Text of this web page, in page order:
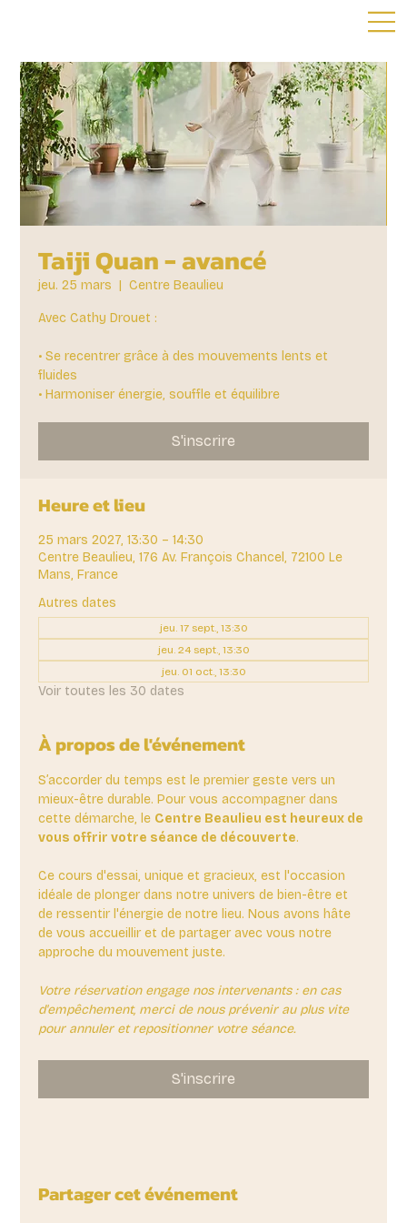
Taiji Quan - avancé
jeu. 25 mars
  |
Centre Beaulieu
Avec Cathy Drouet :
• Se recentrer grâce à des mouvements lents et
fluides
• Harmoniser énergie, souffle et équilibre
S'inscrire
Heure et lieu
25 mars 2027, 13:30 – 14:30
Centre Beaulieu, 176 Av. François Chancel, 72100 Le
Mans, France
Autres dates
jeu. 17 sept., 13:30
jeu. 24 sept., 13:30
jeu. 01 oct., 13:30
Voir toutes les 30 dates
À propos de l'événement
S’accorder du temps est le premier geste vers un
mieux-être durable. Pour vous accompagner dans
cette démarche, le Centre Beaulieu est heureux de
vous offrir votre séance de découverte.
Ce cours d'essai, unique et gracieux, est l'occasion
idéale de plonger dans notre univers de bien-être et
de ressentir l'énergie de notre lieu. Nous avons hâte
de vous accueillir et de partager avec vous notre
approche du mouvement juste.
Votre réservation engage nos intervenants : en cas
d'empêchement, merci de nous prévenir au plus vite
pour annuler et repositionner votre séance.
S'inscrire
Partager cet événement